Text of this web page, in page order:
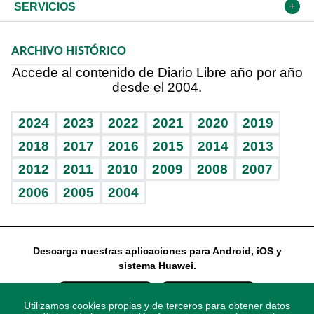
Economía personal
Podcast Arte Libre
Vida y familia
Eñe
Celebrando la vida
Sin complejos
En pocas palabras
Escuchando al corazón
Economía Personal
Más deportes
BRV
TBT Deportivo
El Espía
Más firmas
Cambio climático
Opinión
Hecho en casa
Guía del dinero
SERVICIOS
Cumpleaños
Horóscopos
ARCHIVO HISTÓRICO
Accede al contenido de Diario Libre año por año
desde el 2004.
2024 2023 2022 2021 2020
2019
2018
2017 2016 2015 2014
2013
2012
2011 2010 2009 2008
2007
2006
2005 2004
Descarga nuestras aplicaciones para Android, iOS y
sistema Huawei.
Utilizamos cookies propias y de terceros para obtener datos